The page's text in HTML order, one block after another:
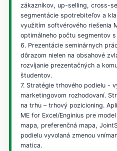
zákazníkov, up-selling, cross-
segmentácie spotrebiteľov a
využitím softvérového riešenia
optimálneho počtu segmentov
6. Prezentácie seminárnych
dôrazom nielen na obsahové
rozvíjanie prezentačných a
študentov.
7. Stratégie trhového podielu -
marketingovom rozhodovaní.
na trhu – trhový pozicioning.
ME for Excel/Enginius pre
mapa, preferenčná mapa,
podielu vyvolaná zmenou
matica.